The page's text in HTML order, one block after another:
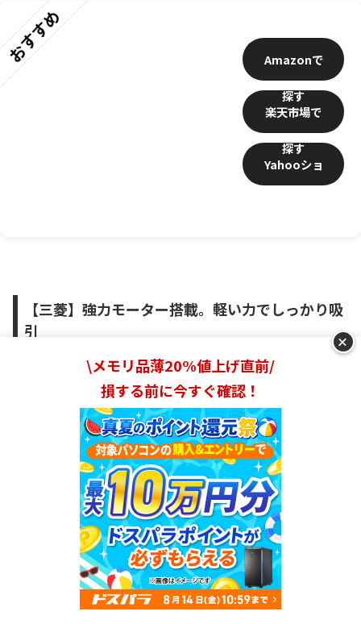
ランキングを見る
おすすめ
楽天市場
Amazon
Yahooショ
【三菱】強力モーター搭載。軽い力でしっかり吸
引
三菱の紙パック式掃除機は掃除中に舞い上がるハウスダス
トまでもを吸い取ってくれます。自走式のパワーブラシ
は、力をほとんど加えることなくグングン進んでくれるの
で、長時間の掃除もノンストレス。
全ての紙パック式掃除機に「SIAA抗菌加工認証取得（本
体ハンドル部・手元ハンドル部）」という抗菌ハンドルが
採用されています。触れる機会の多いハンドル部分がいつ
でも清潔なのはうれしいですよね。
Mitsubishi
+
\メモリ品薄20%値上げ直前/
損する前に今すぐ確認！